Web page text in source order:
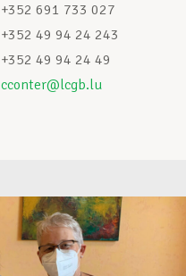
+352 691 733 027
+352 49 94 24 243
+352 49 94 24 49
cconter@lcgb.lu